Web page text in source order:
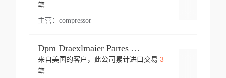
笔
主营： compressor
Dpm Draexlmaier Partes Automotrices Corr Ind Huejotzingo
来自美国的客户，此公司累计进口交易 3
笔